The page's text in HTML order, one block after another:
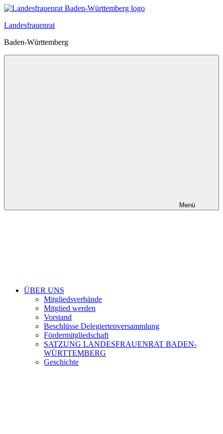
Zum
springen
Landesfrauenrat
Baden-Württemberg
Menü
ÜBER UNS
Mitgliedsverbände
Mitglied werden
Vorstand
Beschlüsse Delegiertenversammlung
Fördermitgliedschaft
SATZUNG LANDESFRAUENRAT BADEN-
WÜRTTEMBERG
Geschichte